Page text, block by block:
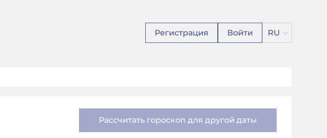
Регистрация Войти RU
Рассчитать гороскоп для другой даты